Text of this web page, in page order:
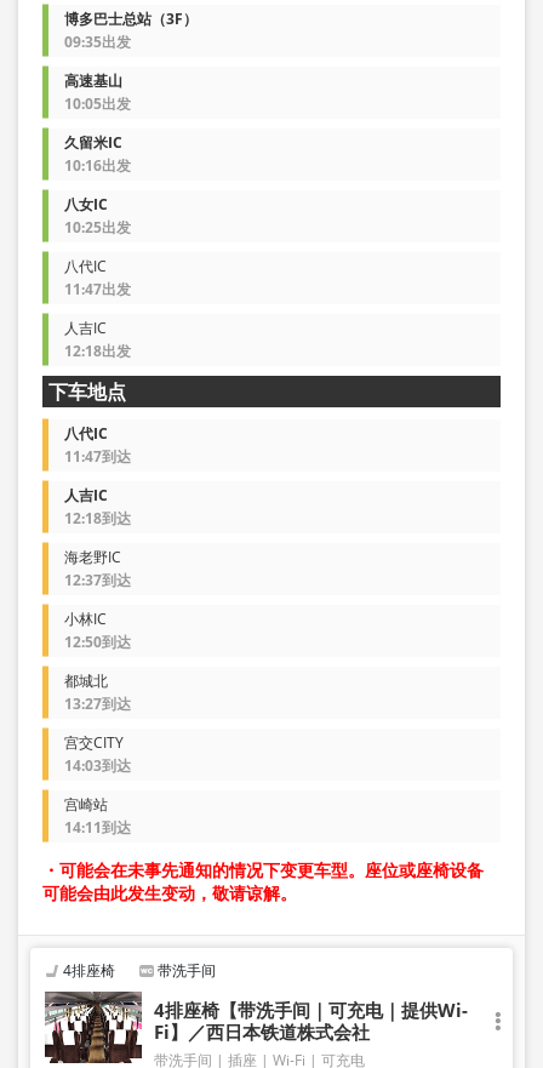
博多巴士总站（3F）
09:35出发
高速基山
10:05出发
久留米IC
10:16出发
八女IC
10:25出发
八代IC
11:47出发
人吉IC
12:18出发
下车地点
八代IC
11:47到达
人吉IC
12:18到达
海老野IC
12:37到达
小林IC
12:50到达
都城北
13:27到达
宫交CITY
14:03到达
宫崎站
14:11到达
・可能会在未事先通知的情况下变更车型。座位或座椅设备
可能会由此发生变动，敬请谅解。
4排座椅 带洗手间
4排座椅【带洗手间｜可充电｜提供Wi-
Fi】／西日本铁道株式会社
带洗手间 插座 Wi-Fi 可充电